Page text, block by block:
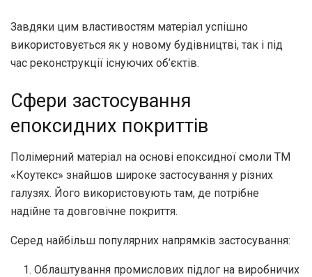
Завдяки цим властивостям матеріал успішно
використовується як у новому будівництві, так і під
час реконструкції існуючих об’єктів.
Сфери застосування
епоксидних покриттів
Полімерний матеріал на основі епоксидної смоли ТМ
«Коутекс» знайшов широке застосування у різних
галузях. Його використовують там, де потрібне
надійне та довговічне покриття.
Серед найбільш популярних напрямків застосування:
Облаштування промислових підлог на виробничих